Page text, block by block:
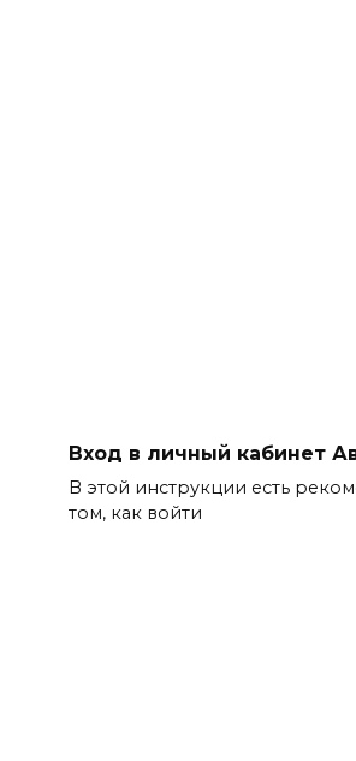
Вход в личный кабинет
В этой инструкции есть
том, как войти